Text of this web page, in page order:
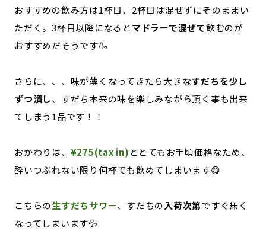
おすすめの飲み方は1杯目、2杯目は混ぜずにそのままい
ただく。3杯目以降になるとマドラーで混ぜて飲むのが
おすすめだそうです🍶
さらに、、、味が薄くなってきたら大きなすだちを少し
ずつ潰し、すだち本来の味を楽しみながら頂く事も出来
てしまう1品です！！
おかわりは、 ¥275(tax in) ととてもお手頃価格なため、
酔いつぶれない限り何杯でも飲めてしまいます😋
こちらの生すだちサワー、すだちの入荷次第ですぐ無く
なってしまいます💦